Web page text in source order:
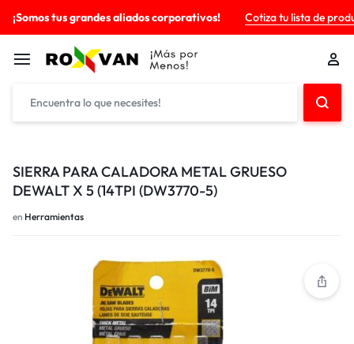
¡Somos tus grandes aliados corporativos! Cotiza tu lista de
SIERRA PARA CALADORA METAL GRUESO
DEWALT X 5 (14TPI (DW3770-5)
en Herramientas